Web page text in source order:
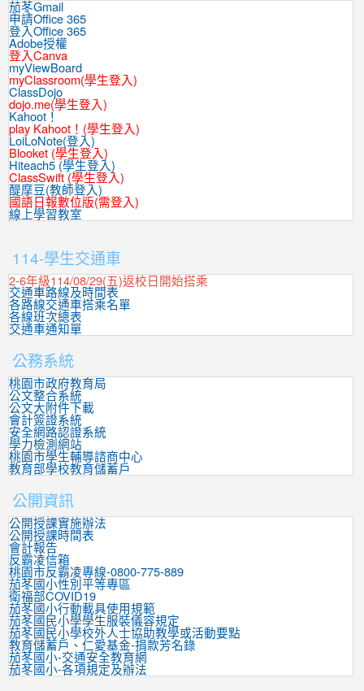
茄苳Gmail
申請Office 365
登入Office 365
Adobe授權
登入Canva
myViewBoard
myClassroom(學生登入)
ClassDojo
dojo.me(學生登入)
Kahoot！
play Kahoot！(學生登入)
LoiLoNote(登入)
Blooket (學生登入)
Hiteach5 (學生登入)
ClassSwift (學生登入)
醍摩豆(教師登入)
國語日報數位版(需登入)
線上學習教室
114-學生交通車
2-6年級114/08/29(五)返校日開始搭乘
交通車路線及時間表
各路線交通車搭乘名單
各線班次總表
交通車通知單
公務系統
桃園市政府教育局
公文整合系統
公文大附件下載
會計簽證系統
安全網路認證系統
學力檢測網站
桃園市學生輔導諮商中心
教育部學校教育儲蓄戶
公開資訊
公開授課實施辦法
公開授課時間表
會計報告
反霸凌信箱
桃園市反霸凌專線-0800-775-889
茄苳國小性別平等專區
衛福部COVID19
茄苳國小行動載具使用規範
茄苳國民小學學生服裝儀容規定
茄苳國民小學校外人士協助教學或活動要點
教育儲蓄戶、仁愛基金-捐款芳名錄
茄苳國小-交通安全教育網
茄苳國小-各項規定及辦法